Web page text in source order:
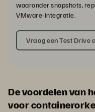
waaronder snapshots,
VMware-integratie.
Vraag een Test Drive
De voordelen van
voor